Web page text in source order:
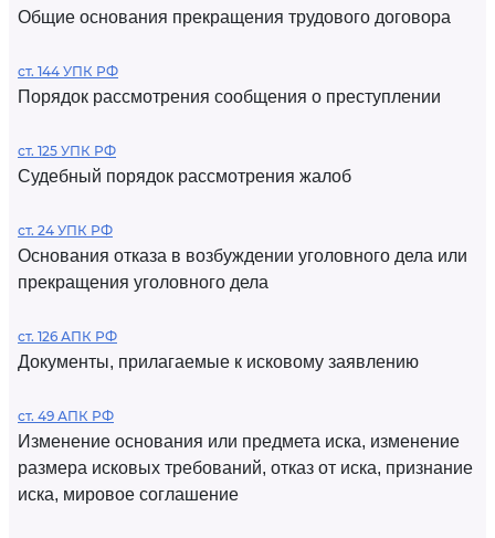
Общие основания прекращения трудового договора
ст. 144 УПК РФ
Порядок рассмотрения сообщения о преступлении
ст. 125 УПК РФ
Судебный порядок рассмотрения жалоб
ст. 24 УПК РФ
Основания отказа в возбуждении уголовного дела или
прекращения уголовного дела
ст. 126 АПК РФ
Документы, прилагаемые к исковому заявлению
ст. 49 АПК РФ
Изменение основания или предмета иска, изменение
размера исковых требований, отказ от иска, признание
иска, мировое соглашение